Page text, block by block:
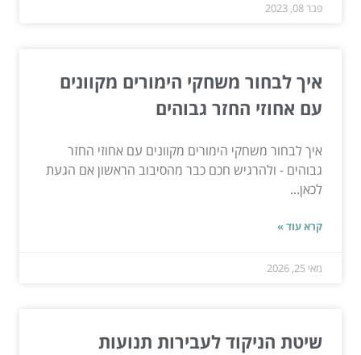
פבר 08, 2023
איך לבחור משחקי הימורים מקוונים
עם אחוזי החזר גבוהים
איך לבחור משחקי הימורים מקוונים עם אחוזי החזר
גבוהים - ולהרגיש חכם כבר מהסיבוב הראשון אם הגעת
לכאן...
קרא עוד »
מאי 25, 2026
שיטת הניקוד לעבירות תנועות